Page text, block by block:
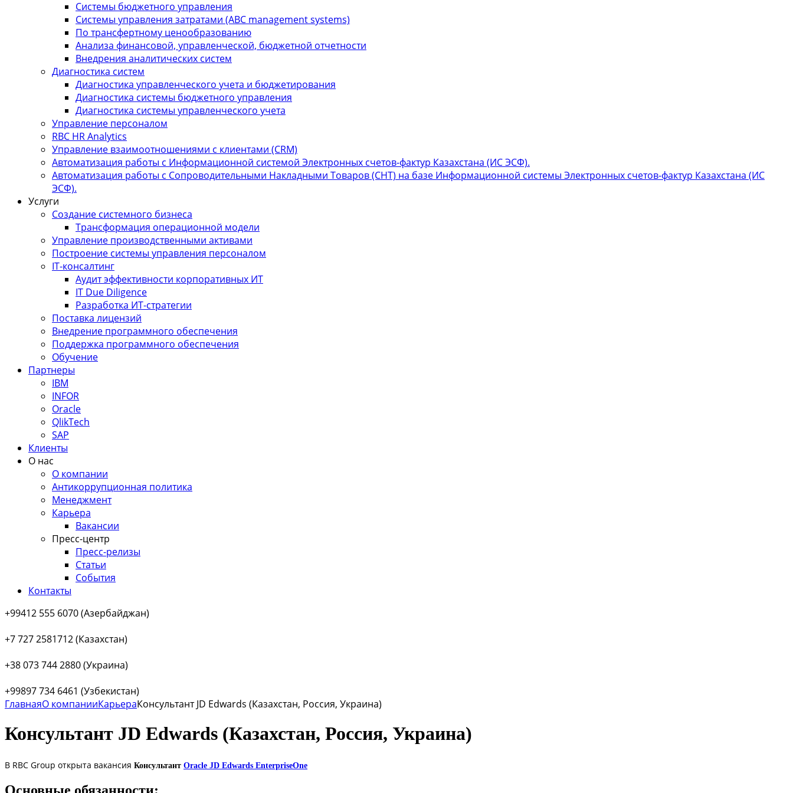
Системы бюджетного управления
Системы управления затратами (АBC management systems)
По трансфертному ценообразованию
Анализа финансовой, управленческой, бюджетной отчетности
Внедрения аналитических систем
Диагностика систем
Диагностика управленческого учета и бюджетирования
Диагностика системы бюджетного управления
Диагностика системы управленческого учета
Управление персоналом
RBC HR Аnalytics
Управление взаимоотношениями с клиентами (СRM)
Автоматизация работы с Информационной системой Электронных счетов-фактур Казахстана (ИС ЭСФ).
Автоматизация работы с Сопроводительными Накладными Товаров (СНТ) на базе Информационной системы Электронных счетов-фактур Казахстана (ИС
ЭСФ).
Услуги
Создание системного бизнеса
Трансформация операционной модели
Управление производственными активами
Построение системы управления персоналом
IT-консалтинг
Аудит эффективности корпоративных ИТ
IT Due Diligence
Разработка ИТ-стратегии
Поставка лицензий
Внедрение программного обеспечения
Поддержка программного обеспечения
Обучение
Партнеры
IBM
INFOR
Oracle
QlikTech
SAP
Клиенты
О нас
О компании
Антикоррупционная политика
Менеджмент
Карьера
Вакансии
Пресс-центр
Пресс-релизы
Статьи
События
Контакты
+99412 555 6070 (Азербайджан)
+7 727 2581712 (Казахстан)
+38 073 744 2880 (Украина)
+99897 734 6461 (Узбекистан)
ГлавнаяО компанииКарьераКонсультант JD Edwards (Казахстан, Россия, Украина)
Консультант JD Edwards (Казахстан, Россия, Украина)
В RBC Group открыта вакансия Консультант Oracle JD Edwards EnterpriseOne